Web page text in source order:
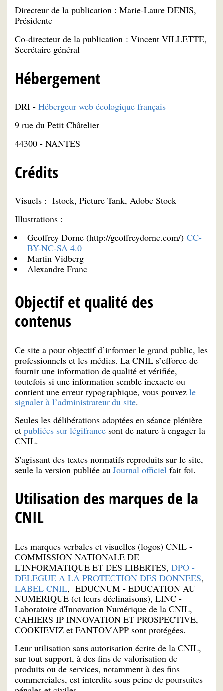
Directeur de la publication : Marie-Laure DENIS,
Présidente
Co-directeur de la publication : Vincent VILLETTE,
Secrétaire général
Hébergement
DRI - Hébergeur web écologique français
9 rue du Petit Châtelier
44300 - NANTES
Crédits
Visuels : Istock, Picture Tank, Adobe Stock
Illustrations :
Geoffrey Dorne (http://geoffreydorne.com/) CC-
BY-NC-SA 4.0
Martin Vidberg
Alexandre Franc
Objectif et qualité des
contenus
Ce site a pour objectif d’informer le grand public, les
professionnels et les médias. La CNIL s’efforce de
fournir une information de qualité et vérifiée,
toutefois si une information semble inexacte ou
contient une erreur typographique, vous pouvez le
signaler à l’administrateur du site.
Seules les délibérations adoptées en séance plénière
et publiées sur légifrance sont de nature à engager la
CNIL.
S'agissant des textes normatifs reproduits sur le site,
seule la version publiée au Journal officiel fait foi.
Utilisation des marques de la
CNIL
Les marques verbales et visuelles (logos) CNIL -
COMMISSION NATIONALE DE
L'INFORMATIQUE ET DES LIBERTES, DPO -
DELEGUE A LA PROTECTION DES DONNEES,
LABEL CNIL, EDUCNUM - EDUCATION AU
NUMERIQUE (et leurs déclinaisons), LINC -
Laboratoire d'Innovation Numérique de la CNIL,
CAHIERS IP INNOVATION ET PROSPECTIVE,
COOKIEVIZ et FANTOMAPP sont protégées.
Leur utilisation sans autorisation écrite de la CNIL,
sur tout support, à des fins de valorisation de
produits ou de services, notamment à des fins
commerciales, est interdite sous peine de poursuites